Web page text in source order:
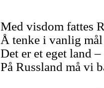
Med visdom fattes
Å tenke i vanlig
Det er et eget land
På Russland må vi